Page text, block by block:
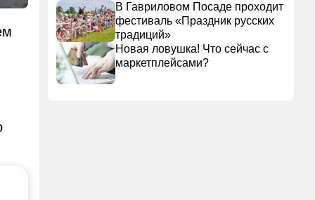
В Гавриловом Посаде проходит
фестиваль «Праздник русских
традиций»
Новая ловушка! Что сейчас с
маркетплейсами?